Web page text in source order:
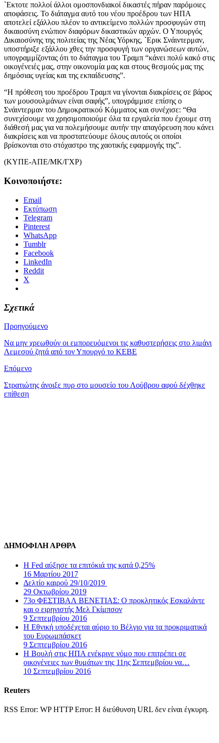
`Εκτοτε πολλοί άλλοι ομοσπονδιακοί δικαστές πήραν παρόμοιες
αποφάσεις. Το διάταγμα αυτό του νέου προέδρου των ΗΠΑ
αποτελεί εξάλλου πλέον το αντικείμενο πολλών προσφυγών στη
δικαιοσύνη ενώπιον διαφόρων δικαστικών αρχών. Ο Υπουργός
Δικαιοσύνης της πολιτείας της Νέας Υόρκης, `Ερικ Σνάιντερμαν,
υποστήριξε εξάλλου χθες την προσφυγή των οργανώσεων αυτών,
υπογραμμίζοντας ότι το διάταγμα του Τραμπ “κάνει πολύ κακό στις
οικογένειές μας, στην οικονομία μας και στους θεσμούς μας της
δημόσιας υγείας και της εκπαίδευσης”.
“Η πρόθεση του προέδρου Τραμπ να γίνονται διακρίσεις σε βάρος
των μουσουλμάνων είναι σαφής”, υπογράμμισε επίσης ο
Σνάιντερμαν του Δημοκρατικού Κόμματος και συνέχισε: “Θα
συνεχίσουμε να χρησιμοποιούμε όλα τα εργαλεία που έχουμε στη
διάθεσή μας για να πολεμήσουμε αυτήν την απαγόρευση που κάνει
διακρίσεις και να προστατεύουμε όλους αυτούς οι οποίοι
βρίσκονται στο στόχαστρο της χαοτικής εφαρμογής της”.
(ΚΥΠΕ-ΑΠΕ/ΜΚ/ΓΧΡ)
Κοινοποιήστε:
Email
Εκτύπωση
Telegram
Pinterest
WhatsApp
Tumblr
Facebook
LinkedIn
Reddit
X
Σχετικά
Προηγούμενο
Να μην χρεωθούν οι εμπορευόμενοι τις καθυστερήσεις στο λιμάνι
Λεμεσού ζητά από τον Υπουργό το ΚΕΒΕ
Επόμενο
Στρατιώτης άνοιξε πυρ στο μουσείο του Λούβρου αφού δέχθηκε
επίθεση
ΔΗΜΟΦΙΛΗ ΑΡΘΡΑ
Η Fed αύξησε τα επιτόκιά της κατά 0,25%
16 Μαρτίου 2017
Δελτίο καιρού 29/10/2019
29 Οκτωβρίου 2019
73ο ΦΕΣΤΙΒΑΛ ΒΕΝΕΤΙΑΣ: Ο προκλητικός Εσκαλάντε
και ο ειρηνιστής Μελ Γκίμπσον
9 Σεπτεμβρίου 2016
Η Εθνική υποδέχεται αύριο το Βέλγιο για τα προκριματικά
του Ευρωμπάσκετ
9 Σεπτεμβρίου 2016
Η Βουλή στις ΗΠΑ ενέκρινε νόμο που επιτρέπει σε
οικογένειες των θυμάτων της 11ης Σεπτεμβρίου να…
10 Σεπτεμβρίου 2016
Reuters
RSS Error: WP HTTP Error: Η διεύθυνση URL δεν είναι έγκυρη.